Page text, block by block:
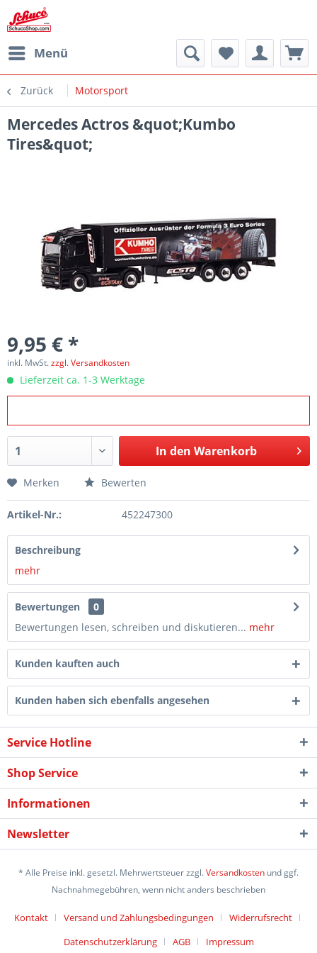
Menü
Zurück Motorsport
Mercedes Actros &quot;Kumbo
Tires&quot;
9,95 € *
inkl. MwSt.zzgl. Versandkosten
Lieferzeit ca. 1-3 Werktage
In den Warenkorb
Merken Bewerten
Artikel-Nr.: 452247300
Beschreibung
mehr
Bewertungen
0
Bewertungen lesen, schreiben und diskutieren... mehr
Kunden kauften auch
Kunden haben sich ebenfalls angesehen
Service Hotline
Shop Service
Informationen
Newsletter
* Alle Preise inkl. gesetzl. Mehrwertsteuer zzgl.Versandkosten und ggf.
Nachnahmegebühren, wenn nicht anders beschrieben
Kontakt Versand und Zahlungsbedingungen
Widerrufsrecht
Datenschutzerklärung
AGB Impressum